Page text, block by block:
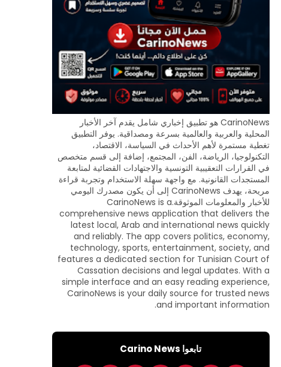
CarinoNews هو تطبيق إخباري شامل يقدم آخر الأخبار
المحلية والعربية والعالمية بسرعة ومصداقية. يوفر التطبيق
تغطية مستمرة لأهم الأحداث في السياسة، الاقتصاد،
التكنولوجيا، الرياضة، الفن، المجتمع، إضافة إلى قسم متخصص
في القرارات التعقيبية التونسية والاجتهادات القضائية لمتابعة
المستجدات القانونية. مع واجهة سهلة الاستخدام وتجربة قراءة
مريحة، يهدف CarinoNews إلى أن يكون مصدرك اليومي
للأخبار والمعلومات الموثوقة.CarinoNews is a
comprehensive news application that delivers the
latest local, Arab and international news quickly
and reliably. The app covers politics, economy,
technology, sports, entertainment, society, and
features a dedicated section for Tunisian Court of
Cassation decisions and legal updates. With a
simple interface and an easy reading experience,
CarinoNews is your daily source for trusted news
and important information.
تابعوا Carino News